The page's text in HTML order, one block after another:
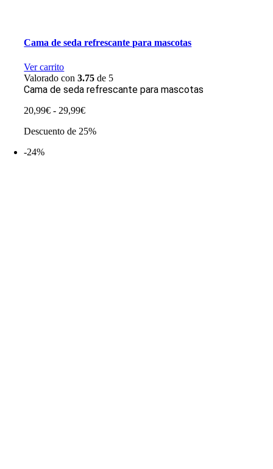
Cama de seda refrescante para mascotas
Ver carrito
Valorado con3.75 de 5
Cama de seda refrescante para mascotas
20,99€ - 29,99€Rango
precios:
Descuento de 25%
-24%